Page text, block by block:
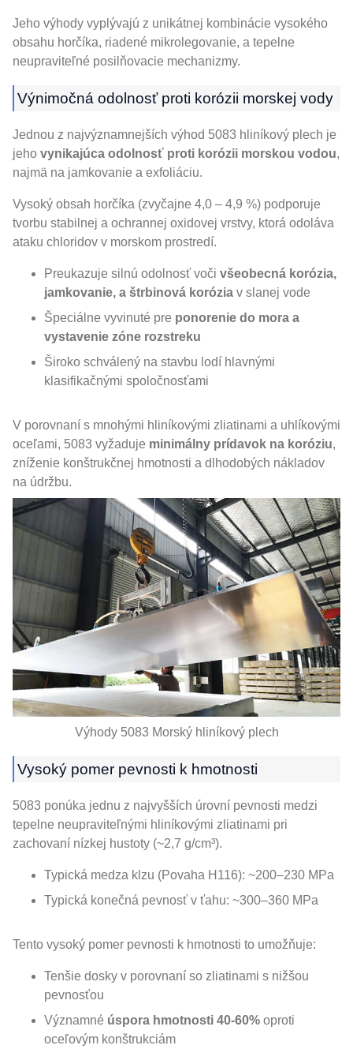
Jeho výhody vyplývajú z unikátnej kombinácie vysokého
obsahu horčíka, riadené mikrolegovanie, a tepelne
neupraviteľné posilňovacie mechanizmy.
Výnimočná odolnosť proti korózii morskej vody
Jednou z najvýznamnejších výhod 5083 hliníkový plech je
jeho vynikajúca odolnosť proti korózii morskou vodou,
najmä na jamkovanie a exfoliáciu.
Vysoký obsah horčíka (zvyčajne 4,0 – 4,9 %) podporuje
tvorbu stabilnej a ochrannej oxidovej vrstvy, ktorá odoláva
ataku chloridov v morskom prostredí.
Preukazuje silnú odolnosť voči všeobecná korózia,
jamkovanie, a štrbinová korózia v slanej vode
Špeciálne vyvinuté pre ponorenie do mora a
vystavenie zóne rozstreku
Široko schválený na stavbu lodí hlavnými
klasifikačnými spoločnosťami
V porovnaní s mnohými hliníkovými zliatinami a uhlíkovými
oceľami, 5083 vyžaduje minimálny prídavok na koróziu,
zníženie konštrukčnej hmotnosti a dlhodobých nákladov
na údržbu.
Výhody 5083 Morský hliníkový plech
Vysoký pomer pevnosti k hmotnosti
5083 ponúka jednu z najvyšších úrovní pevnosti medzi
tepelne neupraviteľnými hliníkovými zliatinami pri
zachovaní nízkej hustoty (~2,7 g/cm³).
Typická medza klzu (Povaha H116): ~200–230 MPa
Typická konečná pevnosť v ťahu: ~300–360 MPa
Tento vysoký pomer pevnosti k hmotnosti to umožňuje:
Tenšie dosky v porovnaní so zliatinami s nižšou
pevnosťou
Významné úspora hmotnosti 40-60% oproti
oceľovým konštrukciám